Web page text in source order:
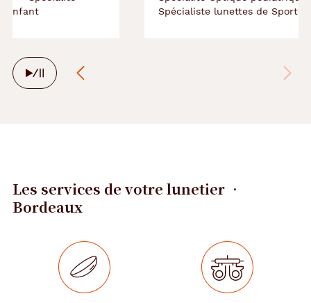
Spécialiste lunettes de Sport
Arrêter
le
défilement
automatique
Les services de votre lunetier •
Bordeaux